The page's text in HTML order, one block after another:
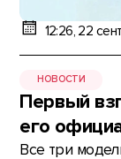
12:26, 22
НОВОСТИ
Первый
его
Все три